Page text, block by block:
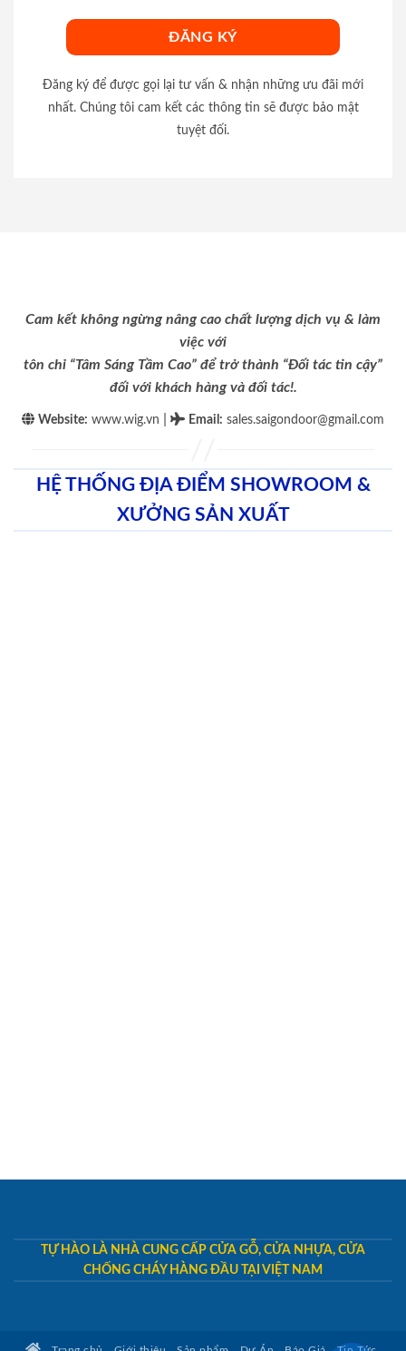
Đăng ký để được gọi lại tư vấn & nhận những ưu đãi mới
nhất. Chúng tôi cam kết các thông tin sẽ được bảo mật
tuyệt đối.
Cam kết không ngừng nâng cao chất lượng dịch vụ & làm
việc với
tôn chỉ “Tâm Sáng Tầm Cao” để trở thành “Đối tác tin cậy”
đối với khách hàng và đối tác!.
Website: www.wig.vn Email : sales.saigondoor@gmail.com
HỆ THỐNG ĐỊA ĐIỂM SHOWROOM &
XƯỞNG SẢN XUẤT
TỰ HÀO LÀ NHÀ CUNG CẤP CỬA GỖ, CỬA NHỰA, CỬA
CHỐNG CHÁY HÀNG ĐẦU TẠI VIỆT NAM